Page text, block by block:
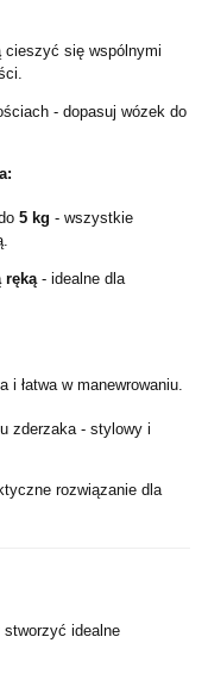
cieszyć się wspólnymi
- dopasuj wózek do
5 kg - wszystkie
ręką- idealne dla
i łatwa w manewrowaniu.
zderzaka - stylowy i
rozwiązanie dla
idealne